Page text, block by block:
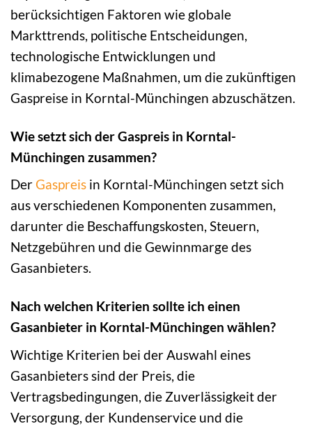
berücksichtigen Faktoren wie globale
Markttrends, politische Entscheidungen,
technologische Entwicklungen und
klimabezogene Maßnahmen, um die zukünftigen
Gaspreise in Korntal-Münchingen abzuschätzen.
Wie setzt sich der Gaspreis in Korntal-
Münchingen zusammen?
Der Gaspreis in Korntal-Münchingen setzt sich
aus verschiedenen Komponenten zusammen,
darunter die Beschaffungskosten, Steuern,
Netzgebühren und die Gewinnmarge des
Gasanbieters.
Nach welchen Kriterien sollte ich einen
Gasanbieter in Korntal-Münchingen wählen?
Wichtige Kriterien bei der Auswahl eines
Gasanbieters sind der Preis, die
Vertragsbedingungen, die Zuverlässigkeit der
Versorgung, der Kundenservice und die